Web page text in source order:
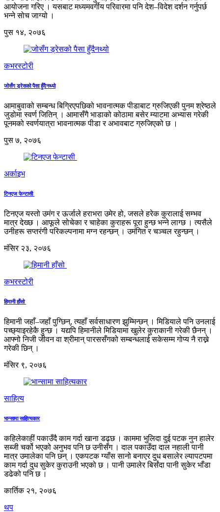
आयोजना गरिए । यसबाट मध्यमवर्गीय परिवारमा पनि देश–विदेश दर्शन गर्नुपर्छ
भन्ने सोच जाग्यो ।
पुस १४, २०७६
कभरस्टोरी
जोसँग ड्रेसको पैसा हुँदैनथ्यो
आमाबुवाको सम्बन्ध बिग्रिएपछिको भावनात्मक पीडाबाट ग्रुजिएकी पुनम श्रेष्ठले
जुडोमा स्वर्ण जितिन् । आमासँगै भाडाको कोठामा बसेर म्याटमा अभ्यास गरेकी
पूनमको स्वर्णयात्रा भावनात्मक पीडा र अभावबाट ग्रुजिएको छ ।
पुस ७, २०७६
अर्काइभ
टिनएज फेन्टासी
टिनएज यस्तो उमंग र ऊर्जाले हराभरा उमेर हो, जसले हरेक कुरालाई सम्भव
मात्र देख्छ । आफूले सोचेका र चाहेका कुराहरू पूरा हुन्छ भन्ने लाग्छ । त्यसैले
उनीहरू सप्तरंगी परिकल्पनामा मग्न रहन्छन् । उमंगित र चञ्चल रहुन्छन् ।
मंसिर २३, २०७६
कभरस्टोरी
हिमानी हाँसो
हिमानी जहाँ–जहाँ पुग्छिन्, त्यहाँ सर्वसाधारण झुम्मिन्छन् । मिडियाले पनि उनलाई
पच्छ्याइरहेकै हुन्छ । यद्यपि हिमानीले मिडियामा खुलेर कुराकानी गरेकी छैनन् ।
आफ्नो निजी जीवन वा श्रीमान् पारससँगको सम्बन्धलाई सकेसम्म गोप्य नै राख्ने
गरेकी छिन् ।
मंसिर ९, २०७६
साहित्य
भान्सामा साहित्यकार
कहिलेकाहीं पकाउँदै काम गर्दा खाना डढ्छ । काममा भुलिदा दुई पटक नुन हालेर
सब्जी चर्को भएको अनुभव पनि छ उनीसँग । दाल पकाउँदा दाल नहाली पानी
मात्र उमालेका पनि छन् । एकपटक ग्याँस सानो बनाएर दुध बसालेर ल्यापटपमा
काम गर्दा दुध सुकेर कुराउनी भएको छ । पानी उमालेर बिर्संदा पानी सुकेर भाँडा
डढेको पनि छ ।
कार्तिक २१, २०७६
थप